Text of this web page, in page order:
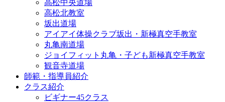
高松中央道場
高松北教室
坂出道場
アイアイ体操クラブ坂出・新極真空手教室
丸亀南道場
ジョイフィット丸亀・子ども新極真空手教室
観音寺道場
師範・指導員紹介
クラス紹介
ビギナー45クラス